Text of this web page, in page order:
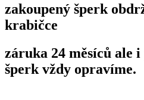
zakoupený šperk
krabičce
záruka 24 měsíců ale
šperk vždy opravíme.